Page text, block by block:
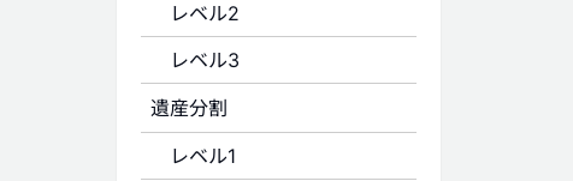
レベル2
レベル3
遺産分割
レベル1